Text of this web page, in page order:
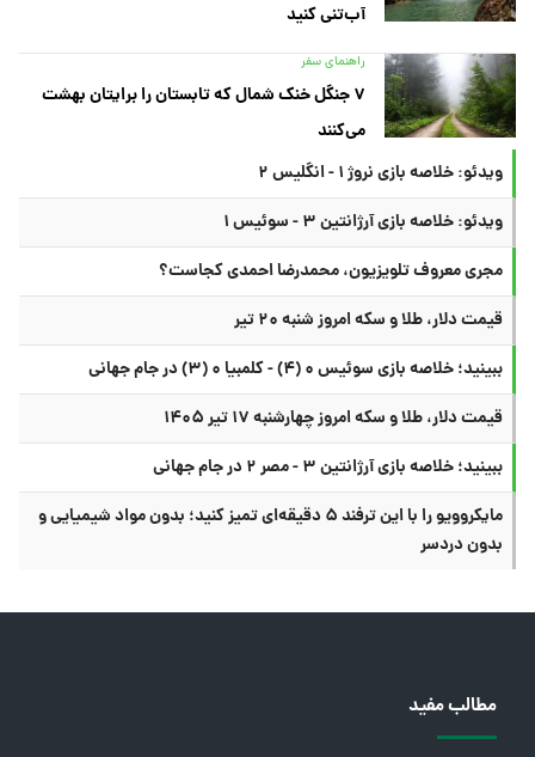
آب‌تنی کنید
راهنمای سفر
۷ جنگل خنک شمال که تابستان را برایتان بهشت
می‌کنند
ویدئو: خلاصه بازی نروژ ۱ - انگلیس ۲
ویدئو: خلاصه بازی آرژانتین ۳ - سوئیس ۱
مجری معروف تلویزیون، محمدرضا احمدی کجاست؟
قیمت دلار، طلا و سکه امروز شنبه ۲۰ تیر
ببینید؛ خلاصه بازی سوئیس ۰ (۴) - کلمبیا ۰ (۳) در جام جهانی
قیمت دلار، طلا و سکه امروز چهارشنبه ۱۷ تیر ۱۴۰۵
ببینید؛ خلاصه بازی آرژانتین ۳ - مصر ۲ در جام جهانی
مایکروویو را با این ترفند ۵ دقیقه‌ای تمیز کنید؛ بدون مواد شیمیایی و
بدون دردسر
مطالب مفید